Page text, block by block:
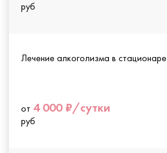
руб
Лечение алкоголизма в стационаре
от 4 000 ₽/сутки
руб